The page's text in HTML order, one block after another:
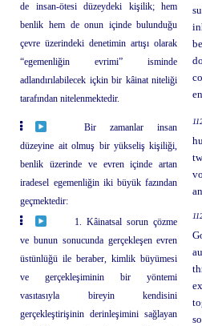
de insan-ötesi düzeydeki kişilik; hem
benlik hem de onun içinde bulunduğu
çevre üzerindeki denetimin artışı olarak
“egemenliğin evrimi” isminde
adlandırılabilecek içkin bir kâinat niteliği
tarafından nitelenmektedir.
Bir zamanlar insan
düzeyine ait olmuş bir yükseliş kişiliği,
benlik üzerinde ve evren içinde artan
iradesel egemenliğin iki büyük fazından
geçmektedir:
1. Kâinatsal sorun çözme
ve bunun sonucunda gerçekleşen evren
üstünlüğü ile beraber, kimlik büyümesi
ve gerçekleşiminin bir yöntemi
vasıtasıyla bireyin kendisini
gerçekleştirişinin derinleşimini sağlayan